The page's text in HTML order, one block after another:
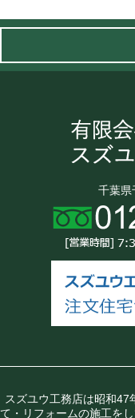
千葉県
スズユウ工務店は昭和47
て・リフォームの施工を